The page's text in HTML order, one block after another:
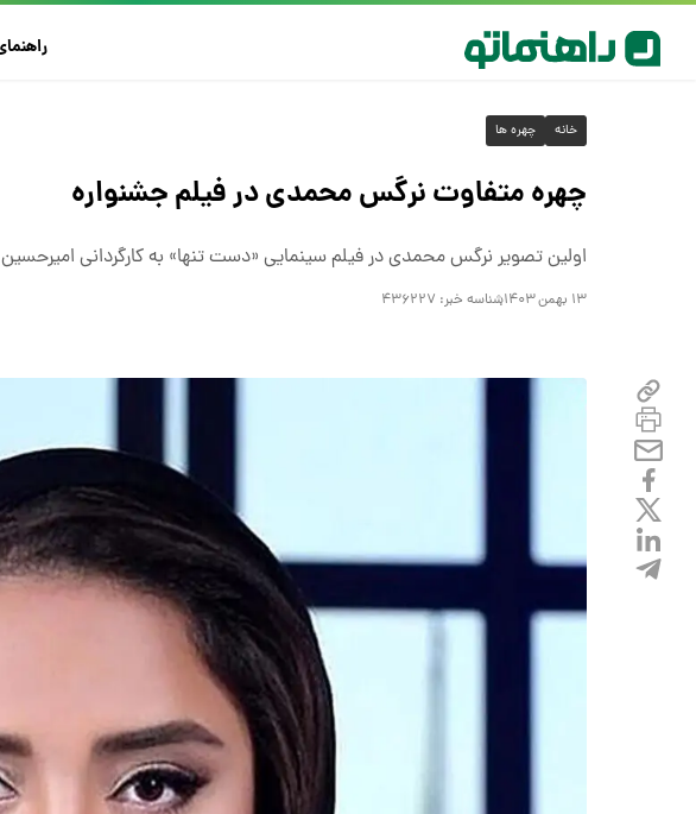
خانه چهره ها
چهره متفاوت نرگس محمدی در فیلم جشنواره
اولین تصویر نرگس محمدی در فیلم سینمایی «دست تنها» به کارگردانی
۱۳ بهمن ۱۴۰۳ شناسه خبر: ۴۳۶۲۲۷